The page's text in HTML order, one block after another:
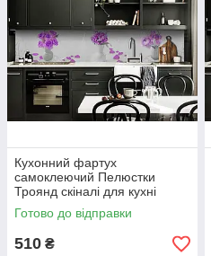
Кухонний фартух
самоклеючий Пелюстки
Троянд скіналі для кухні
наклейка ПВХ фіолетові квіти
букет 600х2000 мм
Готово до відправки
510 ₴